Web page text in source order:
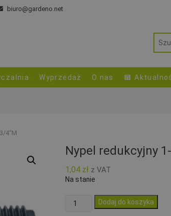
biuro@gardeno.net
Wyprzedaż O nas
4“M
Nypel redukcyjny
1,04 zł z VAT
Na stanie
ilość
Dodaj do koszyka